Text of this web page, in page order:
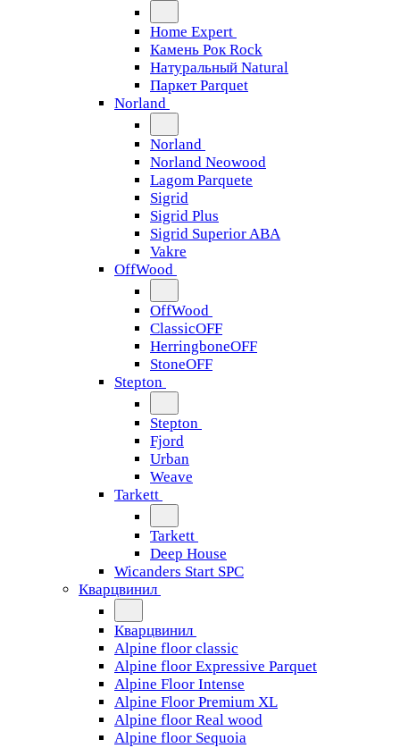
Home Expert
Камень Рок Rock
Натуральный Natural
Паркет Parquet
Norland
Norland
Norland Neowood
Lagom Parquete
Sigrid
Sigrid Plus
Sigrid Superior ABA
Vakre
OffWood
OffWood
ClassicOFF
HerringboneOFF
StoneOFF
Stepton
Stepton
Fjord
Urban
Weave
Tarkett
Tarkett
Deep House
Wicanders Start SPC
Кварцвинил
Кварцвинил
Alpine floor classic
Alpine floor Expressive Parquet
Alpine Floor Intense
Alpine Floor Premium XL
Alpine floor Real wood
Alpine floor Sequoia